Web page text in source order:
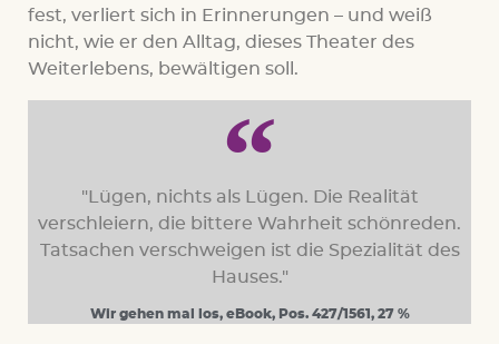
fest, verliert sich in Erinnerungen – und weiß
nicht, wie er den Alltag, dieses Theater des
Weiterlebens, bewältigen soll.
"Lügen, nichts als Lügen. Die Realität
verschleiern, die bittere Wahrheit schönreden.
Tatsachen verschweigen ist die Spezialität des
Hauses."
Wir gehen mal los, eBook, Pos. 427/1561, 27 %